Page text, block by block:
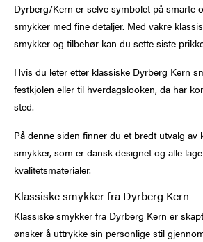
Dyrberg/Kern er selve symbolet på smarte
smykker med fine detaljer. Med vakre
smykker og tilbehør kan du sette siste
Hvis du leter etter klassiske Dyrberg Kern
festkjolen eller til hverdagslooken, da har
sted.
På denne siden finner du et bredt utvalg av
smykker, som er dansk designet og alle
kvalitetsmaterialer.
Klassiske smykker fra Dyrberg Kern
Klassiske smykker fra Dyrberg Kern er
ønsker å uttrykke sin personlige stil